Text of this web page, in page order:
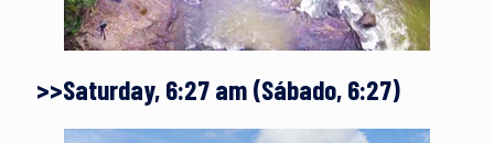
>>Saturday, 6:27 am (Sábado, 6:27)